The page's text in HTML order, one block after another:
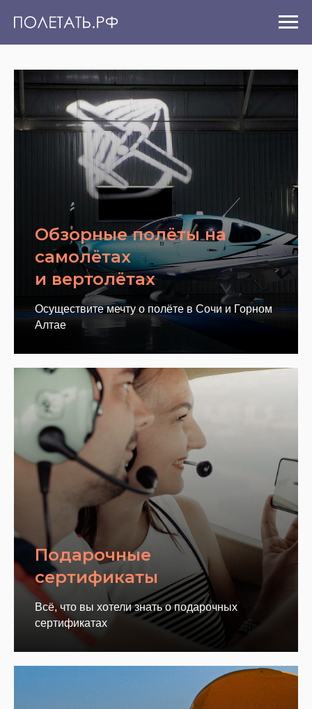
Обзорные полёты на
самолётах
и вертолётах
Осуществите мечту о полёте в Сочи и Горном
Алтае
Подарочные
сертификаты
Всё, что вы хотели знать о подарочных
сертификатах